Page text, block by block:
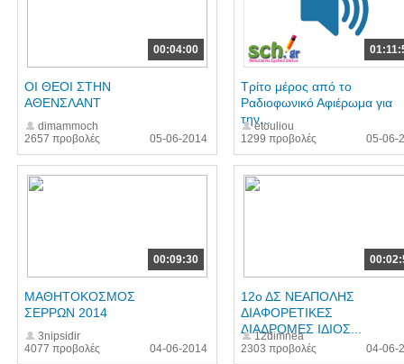
00:04:00
2657 προβολές
ΟΙ ΘΕΟΙ ΣΤΗΝ
ΑΘΕΝΣΛΑΝΤ
dimammoch
05-06-2014
1299 προβολές
Τρίτο μέρος από το
Ραδιοφωνικό Αφιέρωμα για
την...etouliou
05-06-
00:09:30
4077 προβολές
ΜΑΘΗΤΟΚΟΣΜΟΣ
ΣΕΡΡΩΝ 2014
3nipsidir
04-06-2014
2303 προβολές
12ο ΔΣ ΝΕΑΠΟΛΗΣ
ΔΙΑΦΟΡΕΤΙΚΕΣ
ΔΙΑΔΡΟΜΕΣ ΙΔΙΟΣ...
12dimnea
04-06-